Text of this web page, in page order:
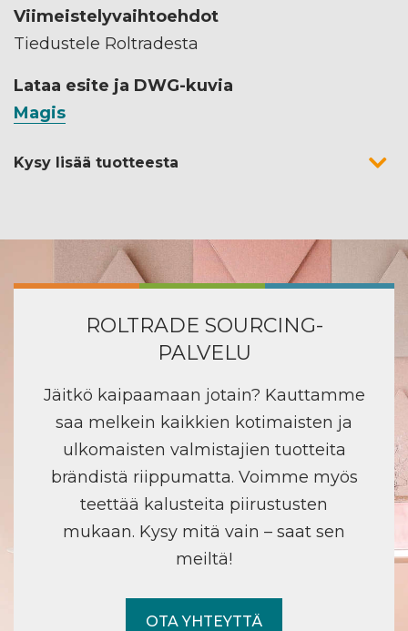
Viimeistelyvaihtoehdot
Tiedustele Roltradesta
Lataa esite ja DWG-kuvia
Magis
Kysy lisää tuotteesta
ROLTRADE SOURCING-
PALVELU
Jäitkö kaipaamaan jotain? Kauttamme
saa melkein kaikkien kotimaisten ja
ulkomaisten valmistajien tuotteita
brändistä riippumatta. Voimme myös
teettää kalusteita piirustusten
mukaan. Kysy mitä vain – saat sen
meiltä!
OTA YHTEYTTÄ